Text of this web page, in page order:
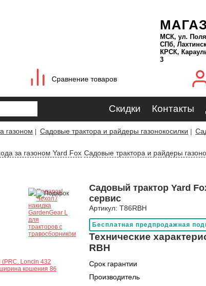
МСК, ул.
СПб,
КРСК,
3
Сравнение товаров
Скидки Контакты
газоном Садовые трактора и райдеры газонокосилки
за газоном Yard Fox Садовые трактора и райдеры
Садовый трактор Yard
сервис
Артикул: T86RBH
Бесплатная предпродажная
Технические
RBH
Срок гарантии
Производитель